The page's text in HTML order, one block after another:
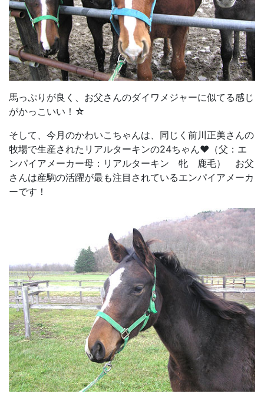
馬っぷりが良く、お父さんのダイワメジャーに似てる感じ
がかっこいい！☆
そして、今月のかわいこちゃんは、同じく前川正美さんの
牧場で生産されたリアルターキンの24ちゃん♥（父：エ
ンパイアメーカー母：リアルターキン 牝 鹿毛） お父
さんは産駒の活躍が最も注目されているエンパイアメーカ
ーです！